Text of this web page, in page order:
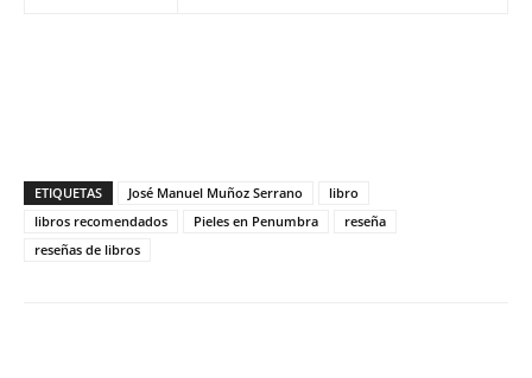
ETIQUETAS José Manuel Muñoz Serrano
libro
libros recomendados
Pieles en Penumbra
reseña
reseñas de libros